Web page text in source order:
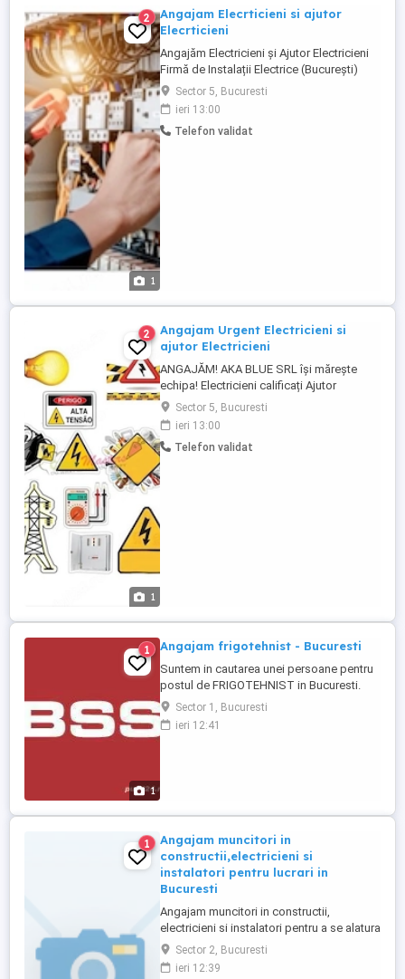
1
2
Angajam Elecrticieni si ajutor
Elecrticieni
Angajăm Electricieni și Ajutor Electricieni
Firmă de Instalații Electrice (București)
Firmă de instalații electrice cu activitate în
București și Ilfov angajează: Electricieni
calificați Ajutor Electricieni (cu sau fără
experiență) Domenii de activitate: Instalații
Sector 5, Bucuresti
ieri 13:00
Telefon validat
1
2
Angajam Urgent Electricieni si
ajutor Electricieni
ANGAJĂM! AKA BLUE SRL își mărește
echipa! Electricieni calificați Ajutor
electricieni (cu sau fără experiență) Salariu
atractiv, în funcție de experiență și
implicare Contract de muncă pe perioadă
nedeterminată Echipament de lucru
Sector 5, Bucuresti
ieri 13:00
Telefon validat
1
1 Angajam frigotehnist - Bucuresti
Suntem in cautarea unei persoane pentru
postul de FRIGOTEHNIST in Bucuresti.
Cerinte: Calificare de frigotehnist
(obligatoriu); Certificare AGFR valabila;
Permis de conducere categoria B;
Sector 1, Bucuresti
ieri 12:41
1
Angajam muncitori in
constructii,electricieni si
instalatori pentru lucrari in
Bucuresti
Angajam muncitori in constructii,
electricieni si instalatori pentru a se alatura
echipei la lucrari in Bucuresti. Salarii
atractive.Se asigura cazare,transport si se
Sector 2, Bucuresti
ieri 12:39